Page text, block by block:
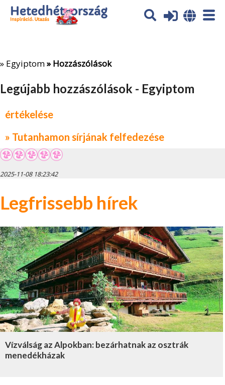
Az oldal sütiket (cookies) használ. További tájékoztatás itt:
Adatvédelmi tájékoztató
» Egyiptom» Hozzászólások
Legújabb hozzászólások - Egyiptom
értékelése
» Tutanhamon sírjának felfedezése
2025-11-08 18:23:42
Legfrissebb hírek
Vízválság az Alpokban: bezárhatnak az osztrák
menedékházak